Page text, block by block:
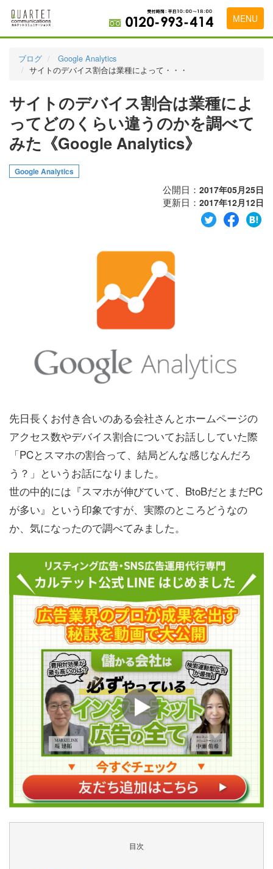
MENU
料金表
実績・お客様の声
初めて導入をお考えの方
代理店の乗り換えをお考えの方
広告代理店・HP制作会社様へ
ブログ
Google Analytics
サイトのデバイス割合は業種によって・・・
サイトのデバイス割合は業種によ
ってどのくらい違うのかを調べて
みた《Google Analytics》
Google Analytics
公開日： 2017年05月25日
更新日： 2017年12月12日
先日長くお付き合いのある会社さんとホームページの
アクセス数やデバイス割合についてお話ししていた際
「PCとスマホの割合って、結局どんな感じなんだろ
う？」というお話になりました。
世の中的には『スマホが伸びていて、BtoBだとまだPC
が多い』という印象ですが、実際のところどうなの
か、気になったので調べてみました。
目次